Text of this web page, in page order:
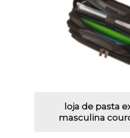
loja de pasta
masculina